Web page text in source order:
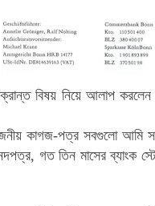
বিষয় নিয়ে আলাপ করলেন
কাগজ-পত্র সবগুলো আমি
গত তিন মাসের ব্যাংক